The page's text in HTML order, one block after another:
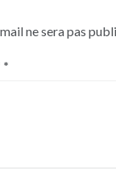
ne sera pas